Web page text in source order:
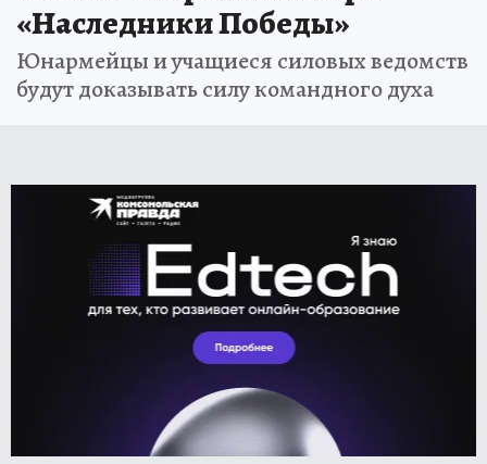
«Наследники Победы»
Юнармейцы и учащиеся силовых ведомств
будут доказывать силу командного духа